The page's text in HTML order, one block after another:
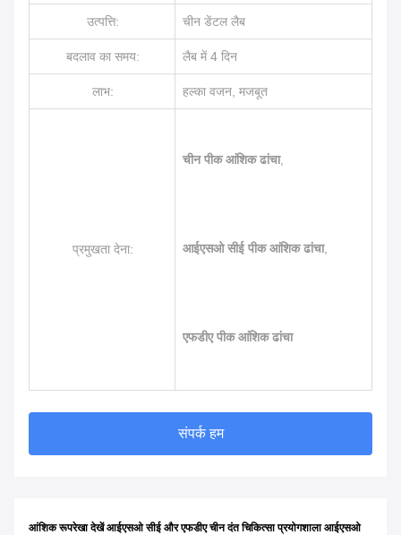
उत्पत्ति: चीन डेंटल लैब
बदलाव का समय: लैब में 4 दिन
लाभ: हल्का वजन, मजबूत
प्रमुखता देना:
चीन पीक आंशिक ढांचा,
आईएसओ सीई पीक आंशिक ढांचा,
एफडीए पीक आंशिक ढांचा
संपर्क हम
आंशिक रूपरेखा देखें आईएसओ सीई और एफडीए चीन दंत चिकित्सा प्रयोगशाला आईएसओ